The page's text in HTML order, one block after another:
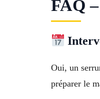
FAQ
Oui, un
préparer le